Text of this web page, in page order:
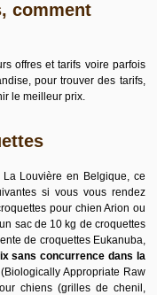
comment
offres et tarifs voire parfois
pour trouver des tarifs,
le meilleur prix.
Louvière en Belgique, ce
si vous vous rendez
pour chien Arion ou
sac de 10 kg de croquettes
de croquettes Eukanuba,
sans concurrence dans la
Appropriate Raw
chiens (grilles de chenil,